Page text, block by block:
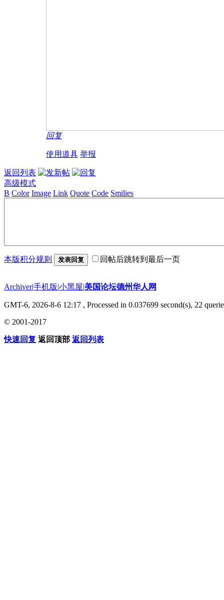
回复
使用道具 举报
返回列表
高级模式
B Color Image Link Quote Code Smilies
本版积分规则 发表回复 回帖后跳转到最后一页
Archiver|手机版|小黑屋|美国论坛德州华人网
GMT-6, 2026-8-6 12:17 , Processed in 0.037699 second(s), 22
© 2001-2017
快速回复 返回顶部 返回列表